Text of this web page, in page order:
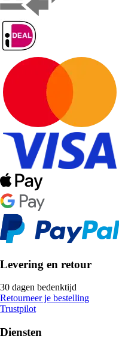
Levering en retour
30 dagen bedenktijd
Retourneer je bestelling
Trustpilot
Diensten